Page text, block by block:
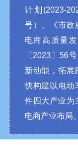
计划(2023-
号）、《市政
电商高质量
〔2023〕56
新动能，拓展
快构建以电动
件四大产业为
电商产业布局。